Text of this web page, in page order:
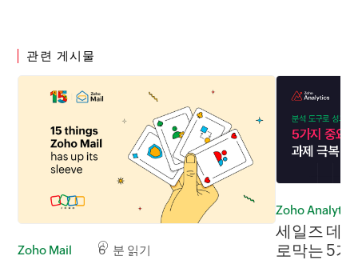
관련 게시물
Zoho Mail 6 분 읽기
Zoho Analytics
세일즈 데
로막는 5가